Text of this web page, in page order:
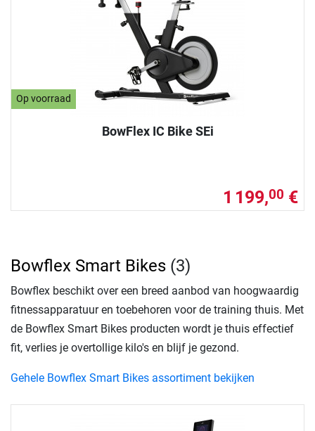
Op voorraad
BowFlex IC Bike SEi
1 199,00 €
Bowflex Smart Bikes (3)
Bowflex beschikt over een breed aanbod van hoogwaardig
fitnessapparatuur en toebehoren voor de training thuis. Met
de Bowflex Smart Bikes producten wordt je thuis effectief
fit, verlies je overtollige kilo's en blijf je gezond.
Gehele Bowflex Smart Bikes assortiment bekijken